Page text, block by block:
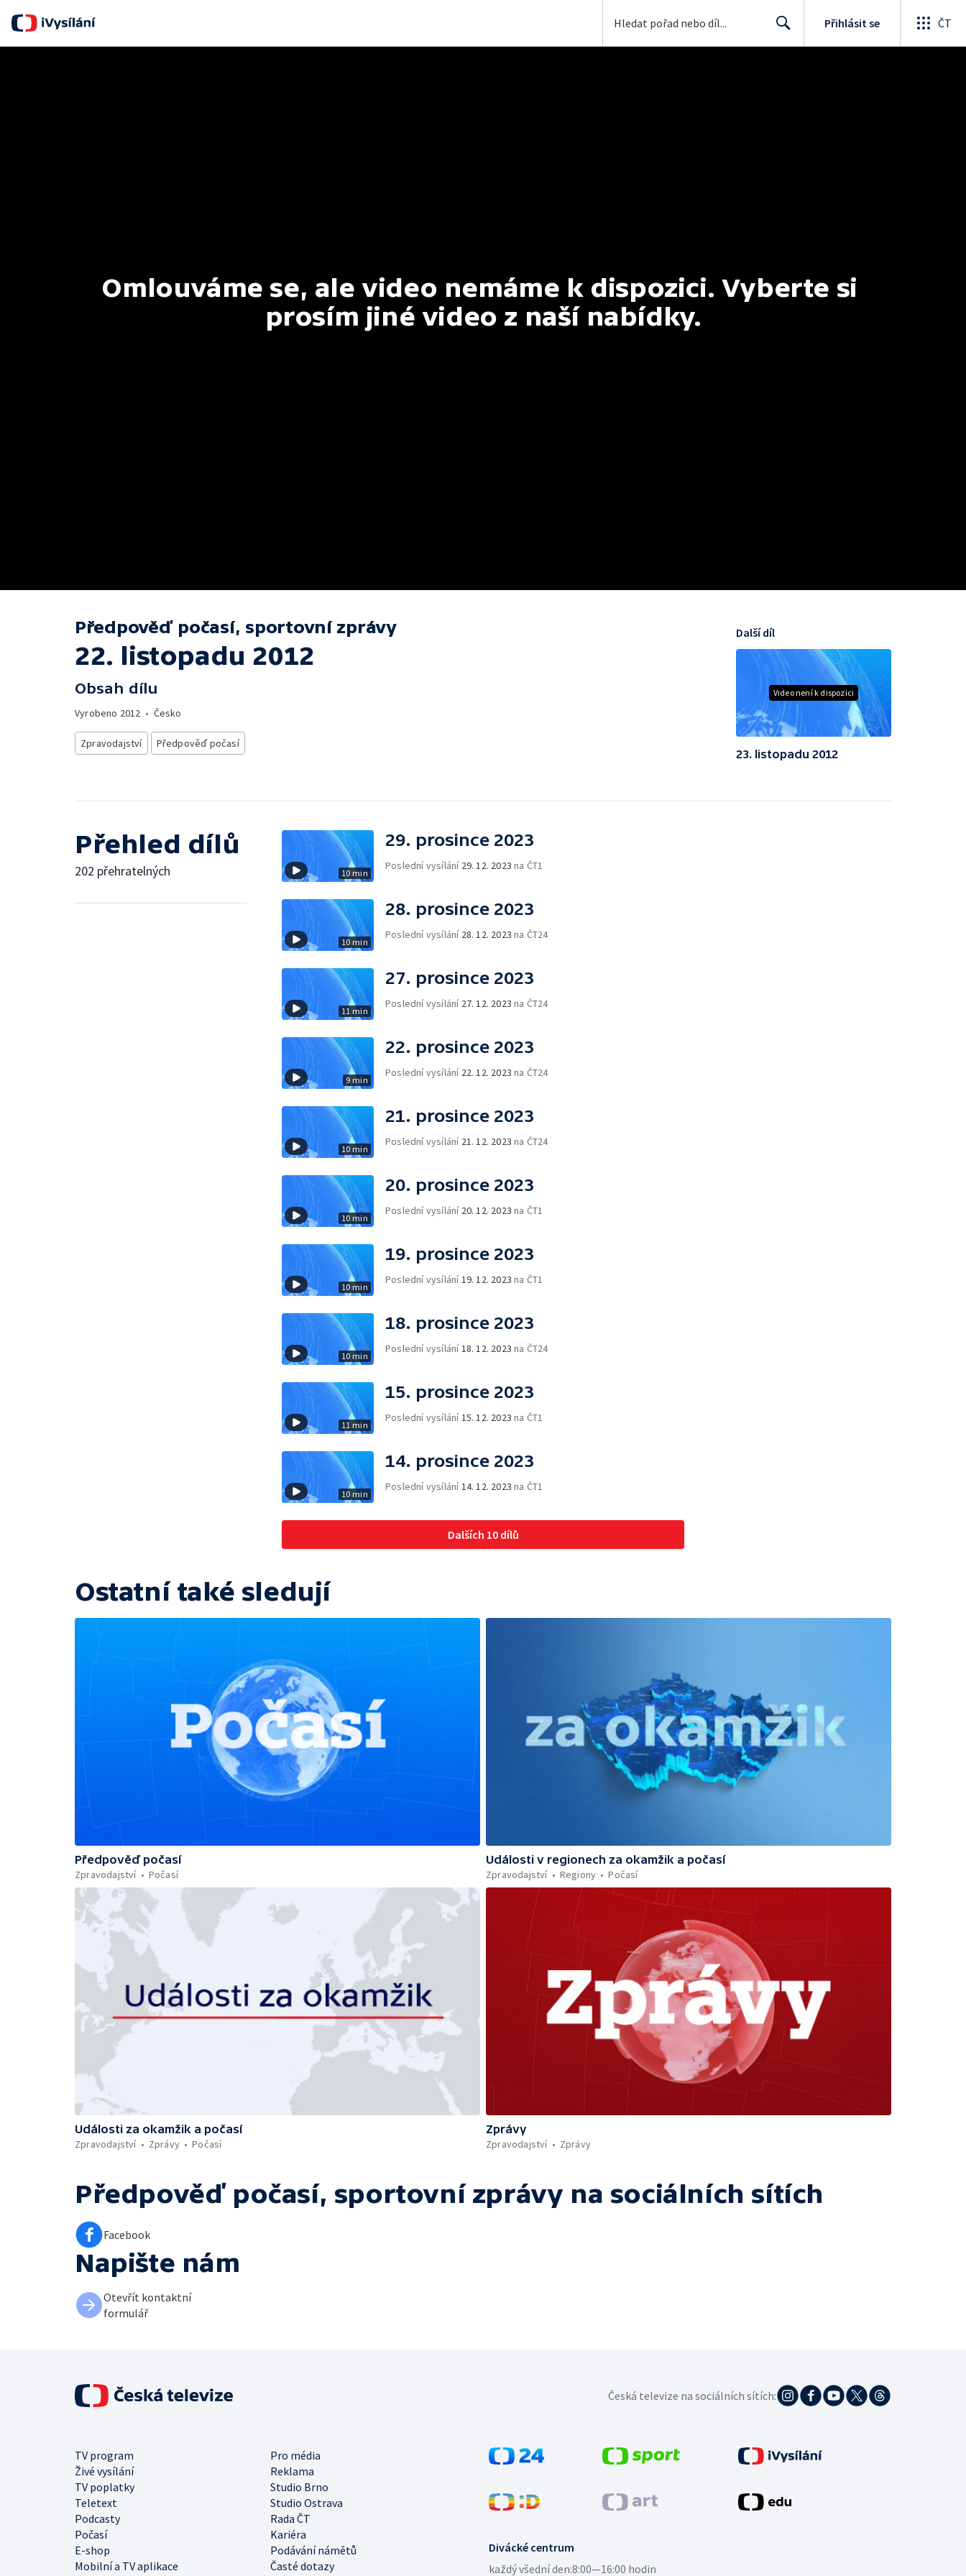
Přihlásit se ČT
Omlouváme se, ale video nemáme k dispozici. Vyberte si
prosím jiné video z naší nabídky.
Předpověď počasí, sportovní zprávy
22. listopadu 2012
Obsah dílu
Vyrobeno 2012 • Česko
Zpravodajství Předpověď počasí
Video není k dispozici
Další díl
23. listopadu 2012
Přehled dílů
202 přehratelných 10 min
29. prosince 2023
Poslední vysílání 29. 12. 2023 na ČT1
10 min
28. prosince 2023
Poslední vysílání 28. 12. 2023 na ČT24
11 min
27. prosince 2023
Poslední vysílání 27. 12. 2023 na ČT24
9 min
22. prosince 2023
Poslední vysílání 22. 12. 2023 na ČT24
10 min
21. prosince 2023
Poslední vysílání 21. 12. 2023 na ČT24
10 min
20. prosince 2023
Poslední vysílání 20. 12. 2023 na ČT1
10 min
19. prosince 2023
Poslední vysílání 19. 12. 2023 na ČT1
10 min
18. prosince 2023
Poslední vysílání 18. 12. 2023 na ČT24
11 min
15. prosince 2023
Poslední vysílání 15. 12. 2023 na ČT1
10 min
14. prosince 2023
Poslední vysílání 14. 12. 2023 na ČT1
Dalších 10 dílů
Ostatní také sledují
Předpověď počasí
Zpravodajství
Počasí
Události v regionech za okamžik a počasí
Zpravodajství
Regiony Počasí
Události za okamžik a počasí
Zpravodajství
Zprávy Počasí
Zprávy
Zpravodajství
Zprávy
Předpověď počasí, sportovní zprávy na sociálních sítích
Facebook
Napište nám
Otevřít kontaktní
formulář
Divácké centrum
každý všední den:8:00—16:00 hodin
TV program
Pro média
Živé vysílání
Reklama
TV poplatky
Studio Brno
Teletext
Studio Ostrava
Podcasty
Rada ČT
Počasí
Kariéra
E-shop
Podávání námětů
Mobilní a TV aplikace
Časté dotazy
Česká televize na sociálních sítích: